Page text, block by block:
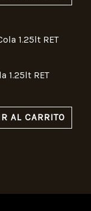
1.25lt RET
AL CARRITO